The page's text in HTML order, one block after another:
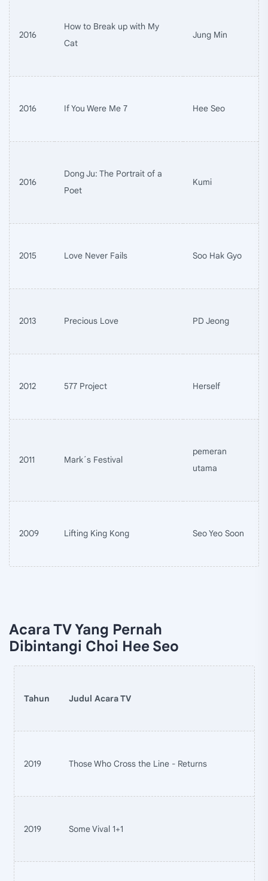
2016
How to Break up with My
Cat
Jung Min
2016 If You Were Me 7 Hee Seo
2016
Dong Ju: The Portrait of a
Poet
Kumi
2015 Love Never Fails Soo Hak Gyo
2013 Precious Love PD Jeong
2012 577 Project Herself
2011 Mark´s Festival
pemeran
utama
2009 Lifting King Kong Seo Yeo Soon
Acara TV Yang Pernah
Dibintangi Choi Hee Seo
Tahun Judul Acara TV
2019 Those Who Cross the Line - Returns
2019 Some Vival 1+1